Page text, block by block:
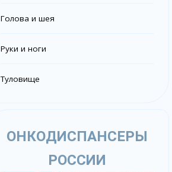
Голова и шея
Руки и ноги
Туловище
ОНКОДИСПАНСЕРЫ
РОССИИ